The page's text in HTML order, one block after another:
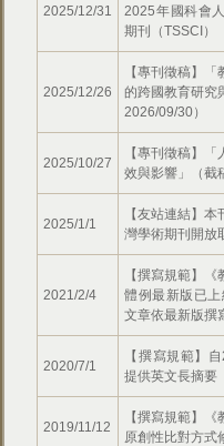
2025/12/31
2025年國科會
期刊（TSSCI）
2025/12/26
【專刊徵稿】
的跨國教育研究
2026/09/30）
2025/10/27
【專刊徵稿】
效與影響」（截
2025/1/1
【友站連結】
灣學術期刊開放
2021/2/4
【撰寫規範】
體例最新版已
文章依最新版撰
2020/7/1
【撰寫規範】
提供英文長摘要
2019/11/12
【撰寫規範】
原創性比對方式